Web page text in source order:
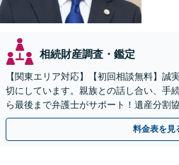
相続財産調査・鑑定
【関東エリア対応】【初回相談無料】誠
切にしています。親族との話し合い、手
ら最後まで弁護士がサポート！遺産分割
い込み、相続放棄など、お任せ【弁護士
料金表を見